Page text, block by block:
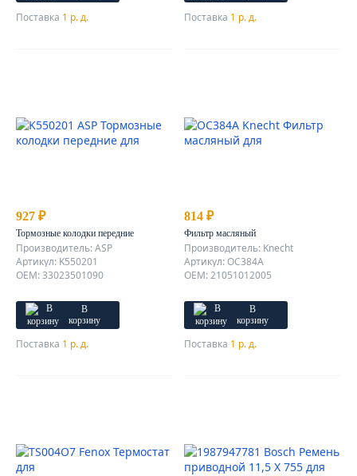
Поставка 1 р. д. Поставка 1 р. д.
927 ₽
Тормозные колодки передние
Производитель: ASP
Артикул: K550201
OEM: 33023501090
В
корзину
Поставка 1 р. д.
814 ₽
Фильтр масляный
Производитель: Knecht
Артикул: OC384A
OEM: 21051012005
В
корзину
Поставка 1 р. д.